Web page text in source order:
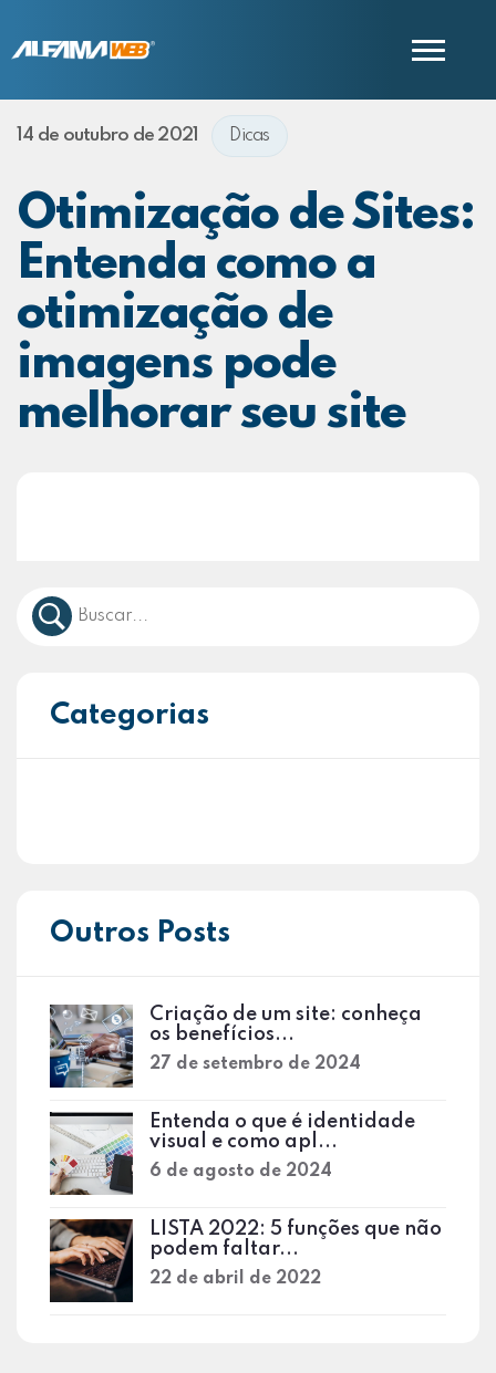
COMERCIAL
SUPORTE
14 de outubro de 2021 Dicas
Otimização de Sites:
Entenda como a
otimização de
imagens pode
melhorar seu site
Categorias
Outros Posts
Criação de um site: conheça
os benefícios...
27 de setembro de 2024
Entenda o que é identidade
visual e como apl...
6 de agosto de 2024
LISTA 2022: 5 funções que não
podem faltar...
22 de abril de 2022